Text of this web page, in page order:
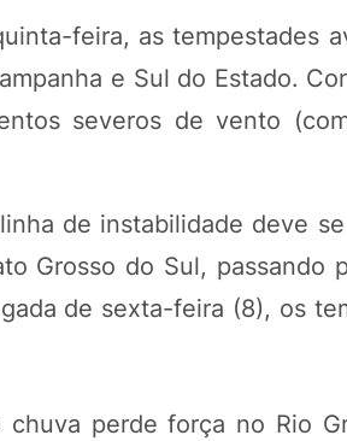
feira, as tempestades
e Sul do Estado.
severos de vento
de instabilidade deve
Grosso do Sul, passando
de sexta-feira (8), os
chuva perde força no Rio